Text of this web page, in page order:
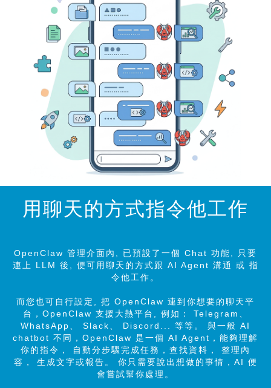
用聊天的方式指令他工作
OpenClaw 管理介面內, 已預設了一個 Chat 功能, 只要
連上 LLM 後, 便可用聊天的方式跟 AI Agent 溝通 或 指
令他工作。
而您也可自行設定, 把 OpenClaw 連到你想要的聊天平
台，OpenClaw 支援大熱平台, 例如： Telegram、
WhatsApp、 Slack、 Discord... 等等。 與一般 AI
chatbot 不同，OpenClaw 是一個 AI Agent，能夠理解
你的指令， 自動分步驟完成任務，查找資料， 整理內
容， 生成文字或報告。 你只需要說出想做的事情，AI 便
會嘗試幫你處理。